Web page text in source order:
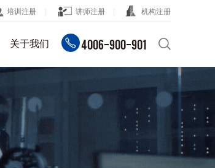
培训注册 讲师注册 机构注册
可靠性，有效性，可维修性，安全性
尺寸工程设计GD&T
研发业务管理直通车
研发主管能力管理直通车
案
应链管理
协同、垂直化的多种解决方案
岗位分析
关于我们 4006-900-901